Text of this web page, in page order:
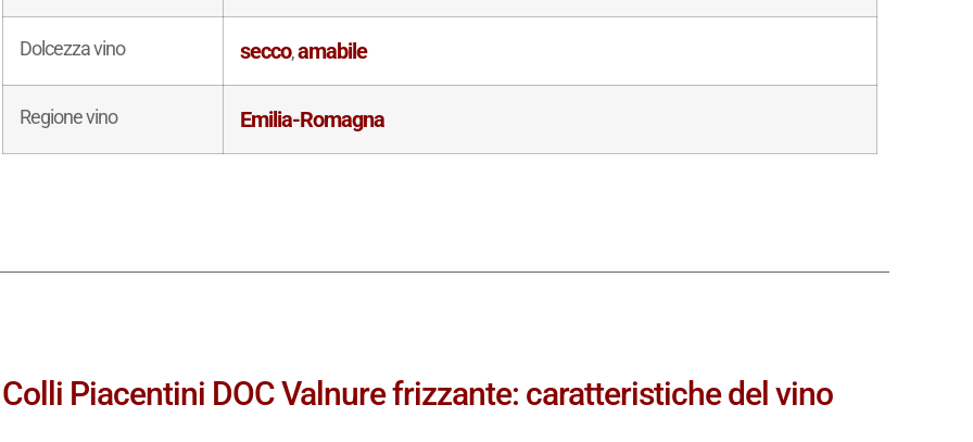
Dolcezza vino secco,amabile
Regione vino Emilia-Romagna
Colli Piacentini DOC Valnure frizzante: caratteristiche del vino